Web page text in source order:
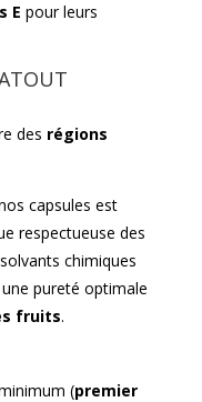
E pour leurs
des régions
capsules est
respectueuse des
chimiques
pureté optimale
fruits.
(premier